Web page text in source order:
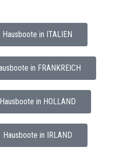
Hausboote in ITALIEN
in FRANKREICH
Hausboote in HOLLAND
Hausboote in IRLAND